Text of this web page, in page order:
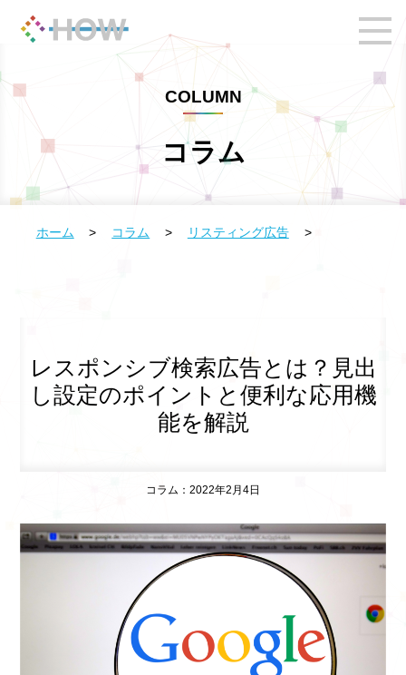
COLUMN
コラム
ホーム > コラム > リスティング広告 >
レスポンシブ検索広告とは？見出
し設定のポイントと便利な応用機
能を解説
コラム：2022年2月4日